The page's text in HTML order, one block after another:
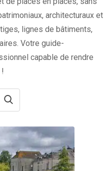
architecturaux et
lignes de bâtiments,
Votre guide-
capable de rendre